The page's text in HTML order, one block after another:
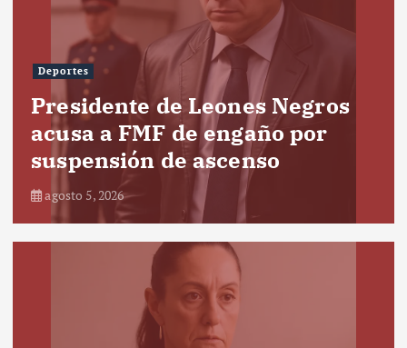
Deportes
Presidente de Leones Negros
acusa a FMF de engaño por
suspensión de ascenso
agosto 5, 2026